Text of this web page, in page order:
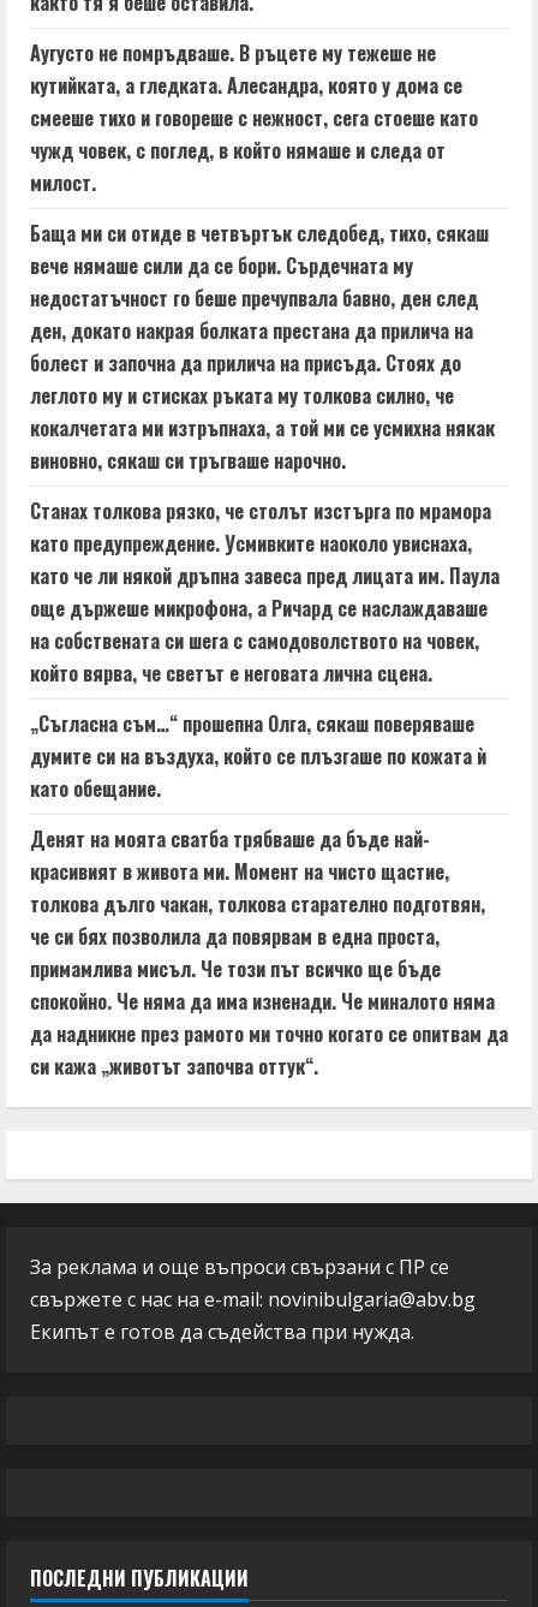
Аугусто не помръдваше. В ръцете му тежеше не
кутийката, а гледката. Алесандра, която у дома се
смееше тихо и говореше с нежност, сега стоеше като
чужд човек, с поглед, в който нямаше и следа от
милост.
Баща ми си отиде в четвъртък следобед, тихо, сякаш
вече нямаше сили да се бори. Сърдечната му
недостатъчност го беше пречупвала бавно, ден след
ден, докато накрая болката престана да прилича на
болест и започна да прилича на присъда. Стоях до
леглото му и стисках ръката му толкова силно, че
кокалчетата ми изтръпнаха, а той ми се усмихна някак
виновно, сякаш си тръгваше нарочно.
Станах толкова рязко, че столът изстърга по мрамора
като предупреждение. Усмивките наоколо увиснаха,
като че ли някой дръпна завеса пред лицата им. Паула
още държеше микрофона, а Ричард се наслаждаваше
на собствената си шега с самодоволството на човек,
който вярва, че светът е неговата лична сцена.
„Съгласна съм…“ прошепна Олга, сякаш поверяваше
думите си на въздуха, който се плъзгаше по кожата ѝ
като обещание.
Денят на моята сватба трябваше да бъде най-
красивият в живота ми. Момент на чисто щастие,
толкова дълго чакан, толкова старателно подготвян,
че си бях позволила да повярвам в една проста,
примамлива мисъл. Че този път всичко ще бъде
спокойно. Че няма да има изненади. Че миналото няма
да надникне през рамото ми точно когато се опитвам да
си кажа „животът започва оттук“.
За реклама и още въпроси свързани с ПР се
свържете с нас на e-mail: novinibulgaria@abv.bg
Екипът е готов да съдейства при нужда.
ПОСЛЕДНИ ПУБЛИКАЦИИ